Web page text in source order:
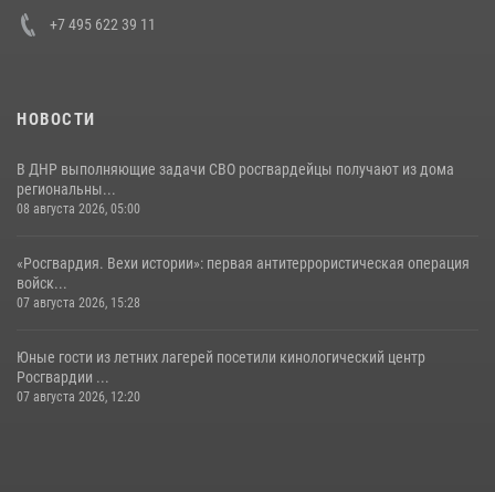
+7 495 622 39 11
НОВОСТИ
В ДНР выполняющие задачи СВО росгвардейцы получают из дома
региональны...
08 августа 2026, 05:00
«Росгвардия. Вехи истории»: первая антитеррористическая операция
войск...
07 августа 2026, 15:28
Юные гости из летних лагерей посетили кинологический центр
Росгвардии ...
07 августа 2026, 12:20